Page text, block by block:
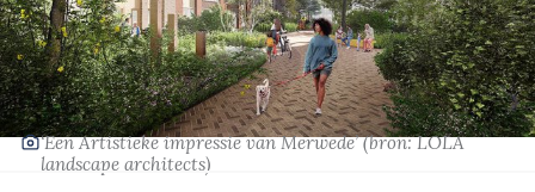
‘Een Artistieke impressie van Merwede’(bron: LOLA
landscape architects)